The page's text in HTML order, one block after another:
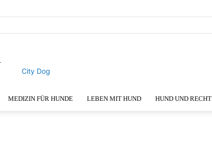
City Dog
MEDIZIN FÜR HUNDE LEBEN MIT HUND HUND UND RECHT